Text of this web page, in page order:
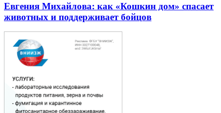
Евгения Михайлова: как «Кошкин дом» спасает
животных и поддерживает бойцов